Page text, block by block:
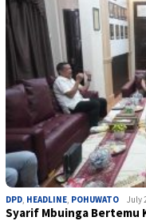
DPD HEADLINE POHUWATO July
Syarif Mbuinga Bertemu